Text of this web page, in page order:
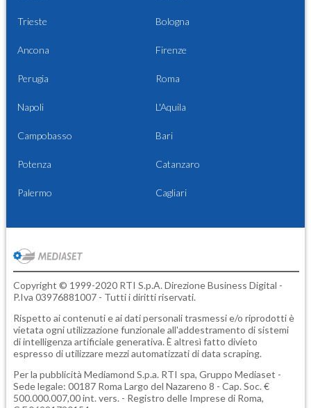
Trieste Bologna
Ancona Firenze
Perugia Roma
Napoli L'Aquila
Campobasso Bari
Potenza Catanzaro
Palermo Cagliari
Copyright © 1999-2020 RTI S.p.A. Direzione Business Digital -
P.Iva 03976881007 - Tutti i diritti riservati.
Rispetto ai contenuti e ai dati personali trasmessi e/o riprodotti è
vietata ogni utilizzazione funzionale all'addestramento di sistemi
di intelligenza artificiale generativa. È altresì fatto divieto
espresso di utilizzare mezzi automatizzati di data scraping.
Per la pubblicità Mediamond S.p.a. RTI spa, Gruppo Mediaset -
Sede legale: 00187 Roma Largo del Nazareno 8 - Cap. Soc. €
500.000.007,00 int. vers. - Registro delle Imprese di Roma,